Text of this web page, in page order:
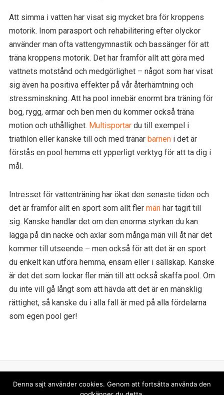
Att simma i vatten har visat sig mycket bra för kroppens
motorik. Inom parasport och rehabilitering efter olyckor
använder man ofta vattengymnastik och bassänger för att
träna kroppens motorik. Det har framför allt att göra med
vattnets motstånd och medgörlighet – något som har visat
sig även ha positiva effekter på vår återhämtning och
stressminskning. Att ha pool innebär enormt bra träning för
bog, rygg, armar och ben men du kommer också träna
motion och uthållighet. Multisportardu till exempel i
triathlon eller kanske till och med tränar barneni det är
förstås en pool hemma ett ypperligt verktyg för att ta dig i
mål.
Intresset för vattenträning har ökat den senaste tiden och
det är framför allt en sport som allt fler mänhar tagit till
sig. Kanske handlar det om den enorma styrkan du kan
lägga på din nacke och axlar som många män vill åt när det
kommer till utseende – men också för att det är en sport
du enkelt kan utföra hemma, ensam eller i sällskap. Kanske
är det det som lockar fler män till att också skaffa pool. Om
du inte vill gå långt som att hävda att det är en mänsklig
rättighet, så kanske du i alla fall är med på alla fördelarna
som egen pool ger!
Sök
Denna sajt använder cookies. Genom att fortsätta använda den